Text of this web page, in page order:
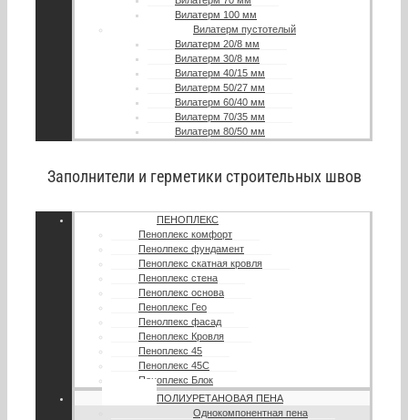
Вилатерм 100 мм
Вилатерм пустотелый
Вилатерм 20/8 мм
Вилатерм 30/8 мм
Вилатерм 40/15 мм
Вилатерм 50/27 мм
Вилатерм 60/40 мм
Вилатерм 70/35 мм
Вилатерм 80/50 мм
Заполнители и герметики строительных швов
ПЕНОПЛЕКС
Пеноплекс комфорт
Пенолпекс фундамент
Пеноплекс скатная кровля
Пеноплекс стена
Пеноплекс основа
Пеноплекс Гео
Пенолпекс фасад
Пеноплекс Кровля
Пеноплекс 45
Пеноплекс 45С
Пеноплекс Блок
ПОЛИУРЕТАНОВАЯ ПЕНА
Однокомпонентная пена